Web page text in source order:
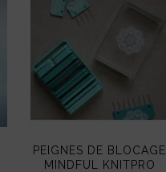
PEIGNES DE BLOCAGE
MINDFUL KNITPRO